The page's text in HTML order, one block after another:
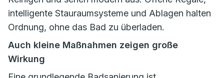
intelligente Stauraumsysteme und Ablagen halten
Ordnung, ohne das Bad zu überladen.
Auch kleine Maßnahmen zeigen große
Wirkung